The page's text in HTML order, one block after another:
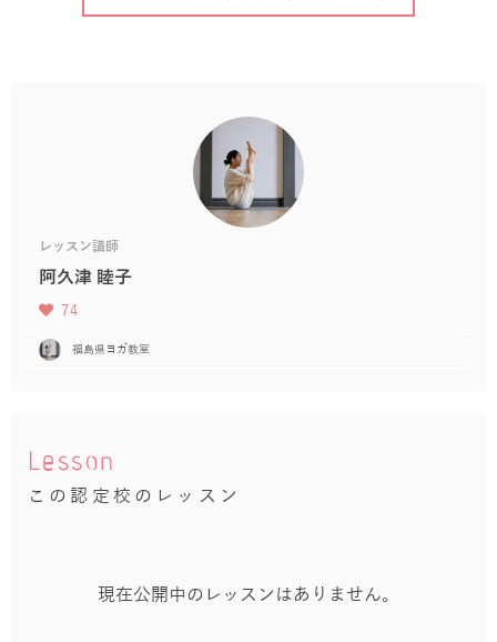
レッスン講師
阿久津 睦子
74
福島県ヨガ教室
Lesson
この認定校のレッスン
現在公開中のレッスンはありません。